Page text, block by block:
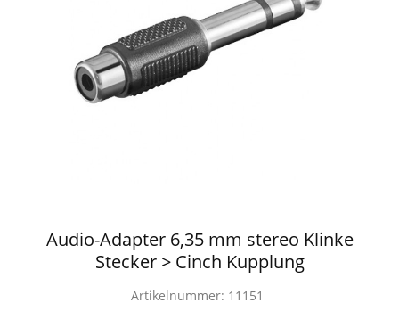
Audio-Adapter 6,35 mm stereo Klinke
Stecker > Cinch Kupplung
Artikelnummer: 11151